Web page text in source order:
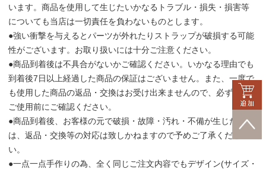
います。商品を使用して生じたいかなるトラブル・損失・損害等
についても当店は一切責任を負わないものとします。
●強い衝撃を与えるとパーツが外れたりストラップが破損する可能
性がございます。お取り扱いには十分ご注意ください。
●商品到着後は不具合がないかご確認ください。いかなる理由でも
到着後7日以上経過した商品の保証はございません。また、一度で
も使用した商品の返品・交換はお受け出来ませんので、必ず商品
ご使用前にご確認ください。
●商品到着後、お客様の元で破損・故障・汚れ・不備が生じた場合
は、返品・交換等の対応は致しかねますので予めご了承くださ
い。
●一点一点手作りの為、全く同じご注文内容でもデザイン(サイズ・